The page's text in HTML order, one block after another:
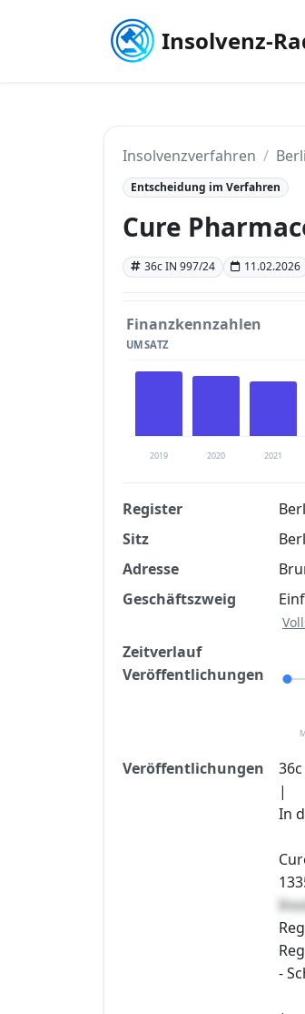
Insolvenz-
Insolvenzverfahren
Entscheidung im Verfahren
Cure
36c IN 997/24 11.02.2026
Finanzkennzahlen
UMSATZ
2019 2020 2021
Finanzkennzahlen nach
Jetzt
Register
Sitz
Adresse
Geschäftszweig
Zeitverlauf
Veröffentlichungen
Veröffentlichungen
|
In
-